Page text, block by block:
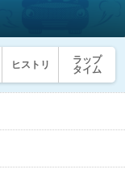
ヒストリ
ラップ
タイム